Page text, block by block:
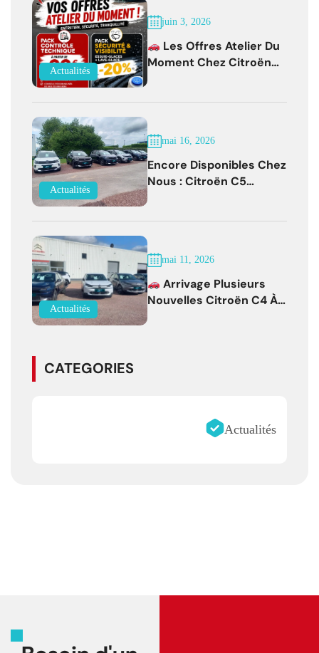
Actualités
juin 3, 2026
Les Offres Atelier Du
Moment Chez Citroën
Actualités
mai 16, 2026
Encore Disponibles Chez
Nous : Citroën C5
Actualités
mai 11, 2026
Arrivage Plusieurs
Nouvelles Citroën C4 À
CATEGORIES
Actualités